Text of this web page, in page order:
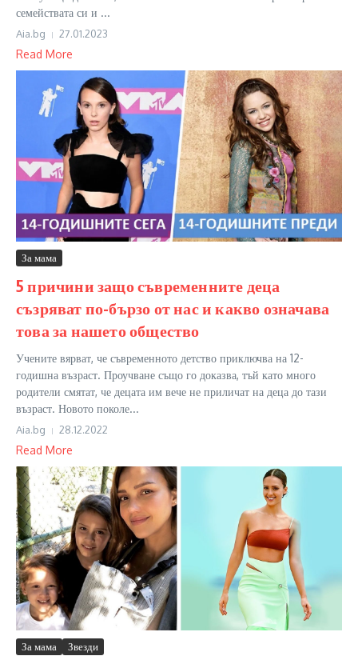
семействата си и ...
Aia.bg 27.01.2023
Read More
За мама
5 причини защо съвременните деца
съзряват по-бързо от нас и какво означава
това за нашето общество
Учените вярват, че съвременното детство приключва на 12-
годишна възраст. Проучване също го доказва, тъй като много
родители смятат, че децата им вече не приличат на деца до тази
възраст. Новото поколе...
Aia.bg 28.12.2022
Read More
За мама Звезди